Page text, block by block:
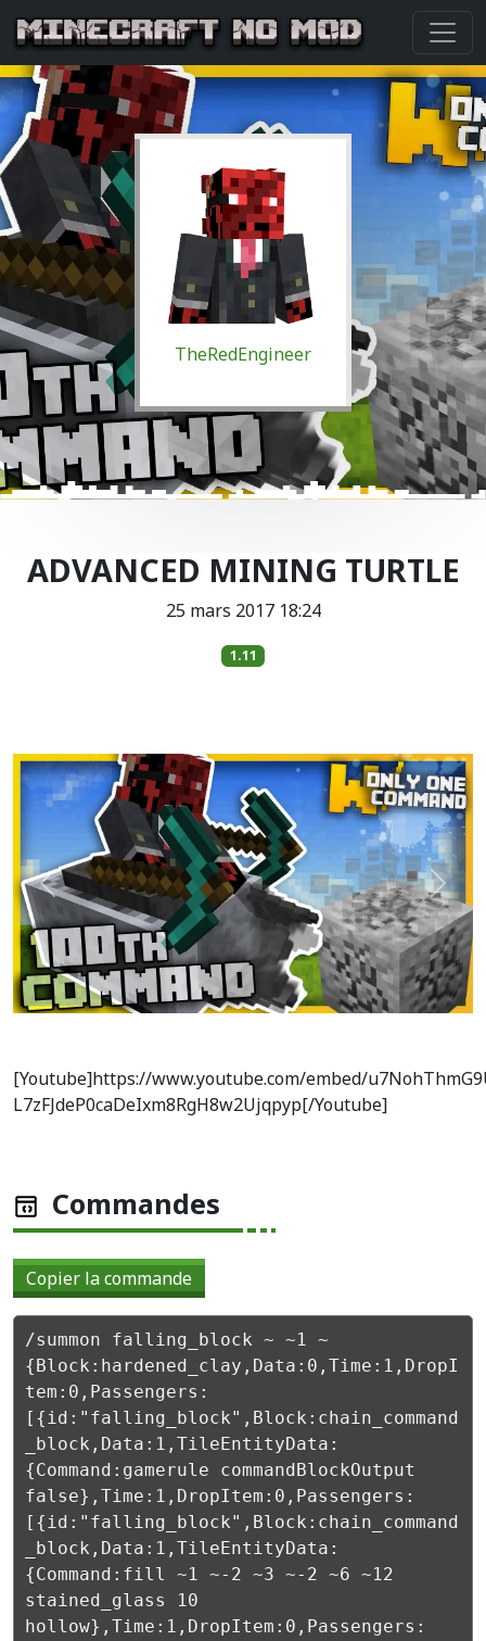
TheRedEngineer
ADVANCED MINING TURTLE
25 mars 2017 18:24
1.11
Précédent
[Youtube]https://www.youtube.com/embed/
L7zFJdeP0caDeIxm8RgH8w2Ujqpyp[/Youtube]
Commandes
Copier la commande